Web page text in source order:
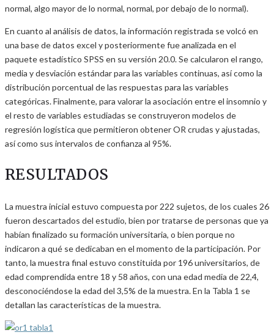
normal, algo mayor de lo normal, normal, por debajo de lo normal).
En cuanto al análisis de datos, la información registrada se volcó en
una base de datos excel y posteriormente fue analizada en el
paquete estadístico SPSS en su versión 20.0. Se calcularon el rango,
media y desviación estándar para las variables continuas, así como la
distribución porcentual de las respuestas para las variables
categóricas. Finalmente, para valorar la asociación entre el insomnio y
el resto de variables estudiadas se construyeron modelos de
regresión logística que permitieron obtener OR crudas y ajustadas,
así como sus intervalos de confianza al 95%.
RESULTADOS
La muestra inicial estuvo compuesta por 222 sujetos, de los cuales 26
fueron descartados del estudio, bien por tratarse de personas que ya
habían finalizado su formación universitaria, o bien porque no
indicaron a qué se dedicaban en el momento de la participación. Por
tanto, la muestra final estuvo constituida por 196 universitarios, de
edad comprendida entre 18 y 58 años, con una edad media de 22,4,
desconociéndose la edad del 3,5% de la muestra. En la Tabla 1 se
detallan las características de la muestra.